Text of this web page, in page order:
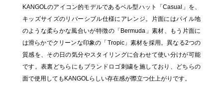
KANGOLのアイコン的モデルであるベル型ハット「Casual」を、
キッズサイズのリバーシブル仕様にアレンジ。片面にはパイル地
のような柔らかな風合いが特徴の「Bermuda」素材、もう片面に
は滑らかでクリーンな印象の「Tropic」素材を採用。異なる2つの
質感を、その日の気分やスタイリングに合わせて使い分けが可能
です。表裏どちらにもブランドロゴ刺繍を施しており、どちらの
面で使用してもKANGOLらしい存在感が際立つ仕上がりです。